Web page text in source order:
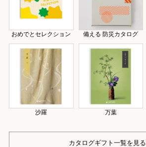
おめでとセレクション 備える 防災カタログ
沙羅 万葉
カタログギフト一覧を見る